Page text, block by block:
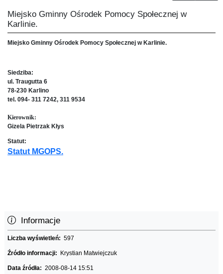
Miejsko Gminny Ośrodek Pomocy Społecznej w
Karlinie.
Miejsko Gminny Ośrodek Pomocy Społecznej w Karlinie.
Siedziba:
ul. Traugutta 6
78-230 Karlino
tel. 094- 311 7242, 311 9534
Kierownik:
Gizela Pietrzak Kłys
Statut:
Statut MGOPS.
Informacje
Liczba wyświetleń: 597
Źródło informacji: Krystian Matwiejczuk
Data źródła: 2008-08-14 15:51